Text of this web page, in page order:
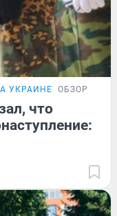
УКРАИНЕ ОБЗОР
что